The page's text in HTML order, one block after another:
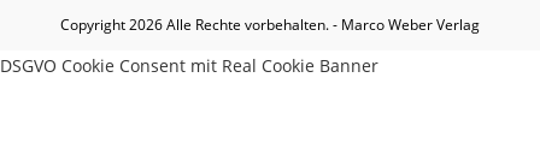
Copyright 2026 Alle Rechte vorbehalten. - Marco Weber Verlag
DSGVO Cookie Consent mit Real Cookie Banner